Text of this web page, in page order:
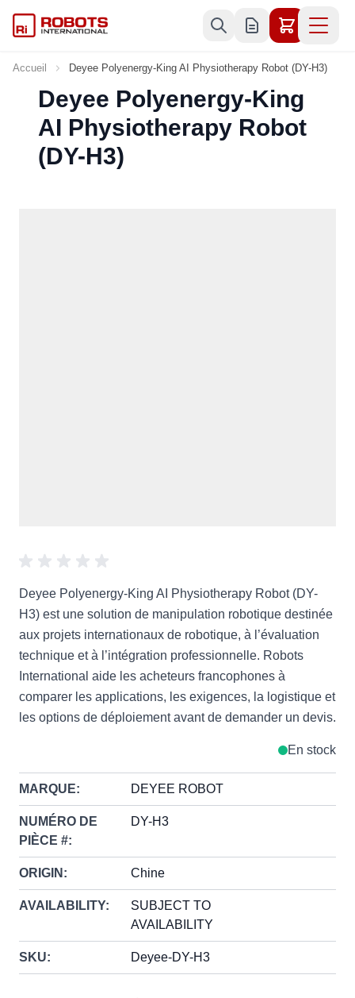
Accueil Deyee Polyenergy-King AI Physiotherapy Robot (DY-H3)
Deyee Polyenergy-King
AI Physiotherapy Robot
(DY-H3)
Deyee Polyenergy-King AI Physiotherapy Robot (DY-
H3) est une solution de manipulation robotique destinée
aux projets internationaux de robotique, à l’évaluation
technique et à l’intégration professionnelle. Robots
International aide les acheteurs francophones à
comparer les applications, les exigences, la logistique et
les options de déploiement avant de demander un devis.
En stock
MARQUE: DEYEE ROBOT
NUMÉRO DE
PIÈCE #:
DY-H3
ORIGIN: Chine
AVAILABILITY:
SUBJECT TO
AVAILABILITY
SKU: Deyee-DY-H3